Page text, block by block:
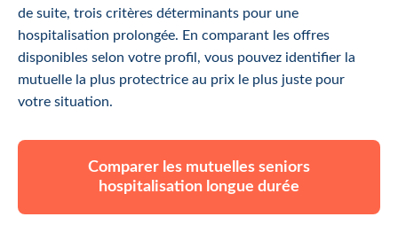
de suite, trois critères déterminants pour une
hospitalisation prolongée. En comparant les offres
disponibles selon votre profil, vous pouvez identifier la
mutuelle la plus protectrice au prix le plus juste pour
votre situation.
Comparer les mutuelles seniors
hospitalisation longue durée